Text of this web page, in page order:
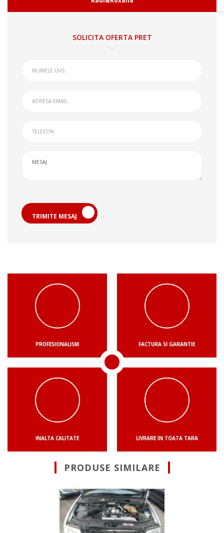
SOLICITA OFERTA PRET
TRIMITE MESAJ
PROFESIONALISM FACTURA SI GARANTIE
INALTA CALITATE LIVRARE IN TOATA TARA
PRODUSE SIMILARE
Suna pentru
maner usa Audi
Allroad bau